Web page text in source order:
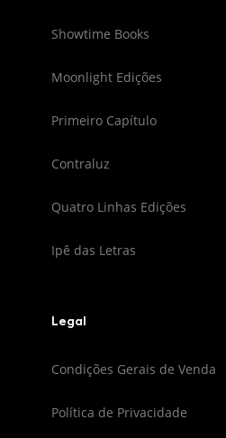
Showtime Books
Moonlight Edições
Primeiro Capítulo
Contraluz
Quatro Linhas Edições
Ipê das Letras
Legal
Condições Gerais de Venda
Política de Privacidade